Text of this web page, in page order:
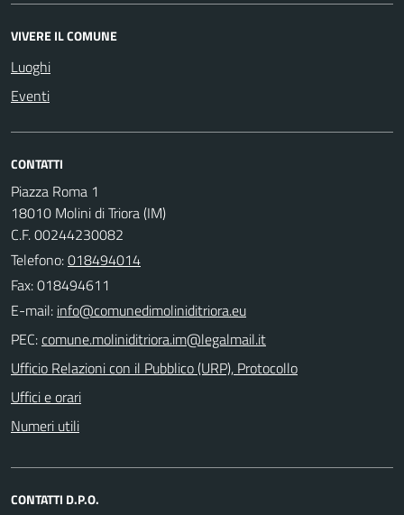
VIVERE IL COMUNE
Luoghi
Eventi
CONTATTI
Piazza Roma 1
18010 Molini di Triora (IM)
C.F. 00244230082
Telefono:018494014
Fax: 018494611
E-mail:
PEC:
Ufficio Relazioni con il Pubblico (URP), Protocollo
Uffici e orari
Numeri utili
CONTATTI D.P.O.